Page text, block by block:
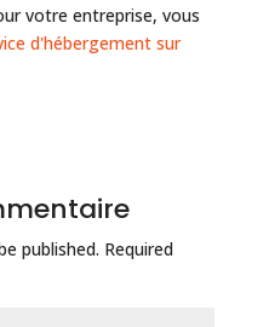
votre entreprise, vous
d'hébergement sur
published. Required